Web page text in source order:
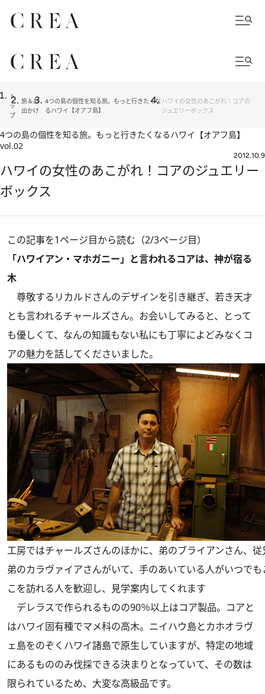
ト
ッ
プ
旅＆お
出かけ
4つの島の個性を知る旅。もっと行きたくな
るハワイ【オアフ島】
ハワイの女性のあこがれ！コアの
ジュエリーボックス
4つの島の個性を知る旅。もっと行きたくなるハワイ【オアフ島】
vol.02
2012.10.9
ハワイの女性のあこがれ！コアのジュエリー
ボックス
この記事を1ページ目から読む（2/3ページ目）
「ハワイアン・マホガニー」と言われるコアは、神が宿る
木
尊敬するリカルドさんのデザインを引き継ぎ、若き天才
とも言われるチャールズさん。お会いしてみると、とって
も優しくて、なんの知識もない私にも丁寧によどみなくコ
アの魅力を話してくださいました。
工房ではチャールズさんのほかに、弟のブライアンさん、従
弟のカラヴァイアさんがいて、手のあいている人がいつでも
こを訪れる人を歓迎し、見学案内してくれます
デレラスで作られるものの90％以上はコア製品。コアと
はハワイ固有種でマメ科の高木。ニイハウ島とカホオラヴ
ェ島をのぞくハワイ諸島で原生していますが、特定の地域
にあるもののみ伐採できる決まりとなっていて、その数は
限られているため、大変な高級品です。